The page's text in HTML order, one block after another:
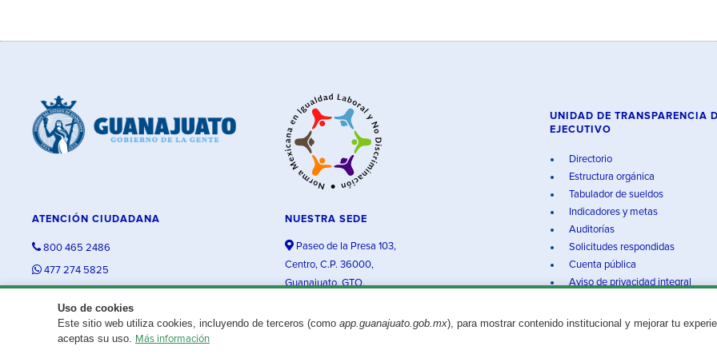
Uso de cookies
Este sitio web utiliza cookies, incluyendo de terceros (como app.guanajuato.gob.mx), para mostrar contenido institucional y mejorar tu
aceptas su uso. Más información
ATENCIÓN CIUDADANA
800 465 2486
477 274 5825
NUESTRA SEDE
Paseo de la Presa 103,
Centro, C.P. 36000,
Guanajuato, GTO.
UNIDAD DE TRANSPARENCIA
EJECUTIVO
Directorio
Estructura orgánica
Tabulador de sueldos
Indicadores y metas
Auditorías
Solicitudes respondidas
Cuenta pública
Aviso de privacidad integral
¿Existe algún problema con esta página?Repórtalo aquí. Aviso legal© 2025 Gobierno del Estado de Guanajuato